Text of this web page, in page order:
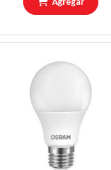
Agregar